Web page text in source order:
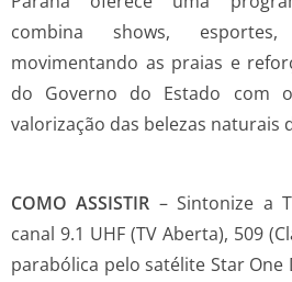
combina shows,
movimentando as praias e
do Governo do Estado com
valorização das belezas naturais
COMO ASSISTIR – Sintonize a
canal 9.1 UHF (TV Aberta), 509
parabólica pelo satélite Star One